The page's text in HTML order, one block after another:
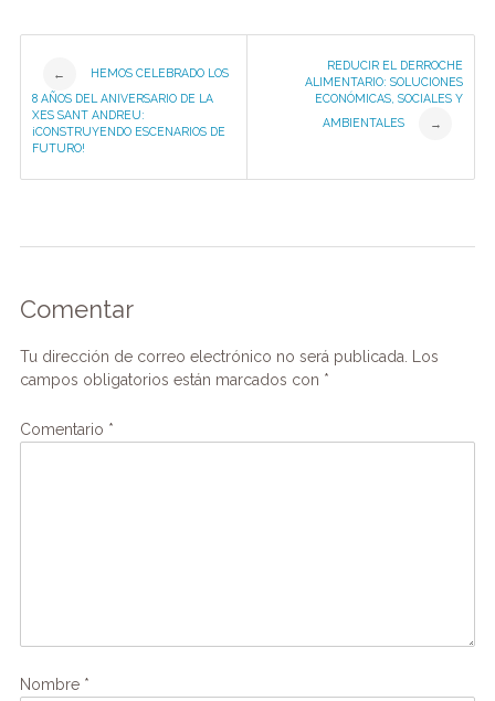
Post
navigation
←
HEMOS CELEBRADO LOS
8 AÑOS DEL ANIVERSARIO DE LA
XES SANT ANDREU:
¡CONSTRUYENDO ESCENARIOS DE
FUTURO!
REDUCIR EL DERROCHE
ALIMENTARIO: SOLUCIONES
ECONÓMICAS, SOCIALES Y
AMBIENTALES
→
Comentar
Tu dirección de correo electrónico no será publicada. Los
campos obligatorios están marcados con *
Comentario *
Nombre *